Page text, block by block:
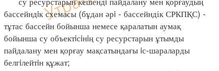
бассейндiк схемасы (бұдан әрi - бассейндік СРКПҚС) -
тұтас бассейн бойынша немесе қаралатын аумақ
бойынша су объектiсiнiң су ресурстарын ұтымды
пайдалану мен қорғау мақсатындағы iс-шараларды
белгiлейтiн құжат;